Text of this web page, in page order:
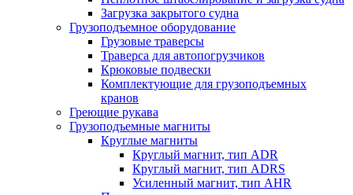
Загрузка закрытого судна
Грузоподъемное оборудование
Грузовые траверсы
Траверса для автопогрузчиков
Крюковые подвески
Комплектующие для грузоподъемных
кранов
Греющие рукава
Грузоподъемные магниты
Круглые магниты
Круглый магнит, тип ADR
Круглый магнит, тип ADRS
Усиленный магнит, тип AHR